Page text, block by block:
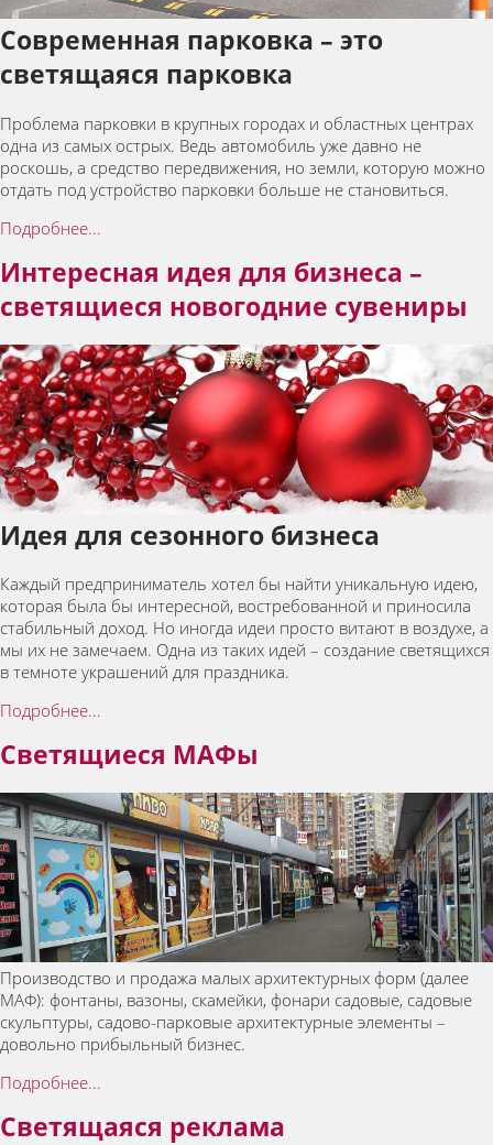
Современная парковка – это
светящаяся парковка
Проблема парковки в крупных городах и областных центрах
одна из самых острых. Ведь автомобиль уже давно не
роскошь, а средство передвижения, но земли, которую можно
отдать под устройство парковки больше не становиться.
Подробнее...
Интересная идея для бизнеса –
светящиеся новогодние сувениры
Идея для сезонного бизнеса
Каждый предприниматель хотел бы найти уникальную идею,
которая была бы интересной, востребованной и приносила
стабильный доход. Но иногда идеи просто витают в воздухе, а
мы их не замечаем. Одна из таких идей – создание светящихся
в темноте украшений для праздника.
Подробнее...
Светящиеся МАФы
Производство и продажа малых архитектурных форм (далее
МАФ): фонтаны, вазоны, скамейки, фонари садовые, садовые
скульптуры, садово-парковые архитектурные элементы –
довольно прибыльный бизнес.
Подробнее...
Светящаяся реклама